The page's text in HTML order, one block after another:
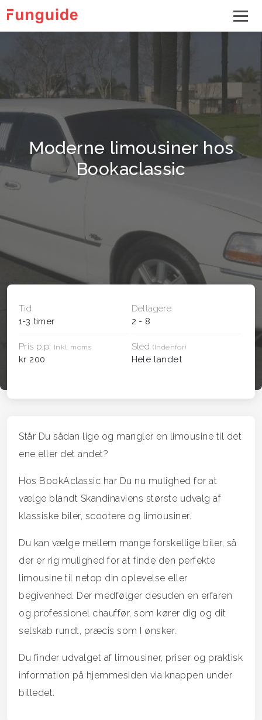
Moderne limousiner hos
Bookaclassic
Tid
1-3 timer
Deltagere
2 - 8
Pris p.p. Inkl. moms
kr 200
Sted (Indenfor)
Hele landet
Står Du sådan lige og mangler en limousine til det
ene eller det andet?
Hos BookAclassic har Du nu mulighed for at
vælge blandt Skandinaviens største udvalg af
klassiske biler, scootere og limousiner.
Du kan vælge mellem mange forskellige biler, så
der er rig mulighed for at finde den perfekte
limousine til netop din oplevelse eller
begivenhed. Der medfølger desuden en erfaren
og professionel chauffør, som kører dig og dit
selskab rundt, præcis som I ønsker.
Du finder udvalget af limousiner, priser og praktisk
information på hjemmesiden via knappen under
billedet.